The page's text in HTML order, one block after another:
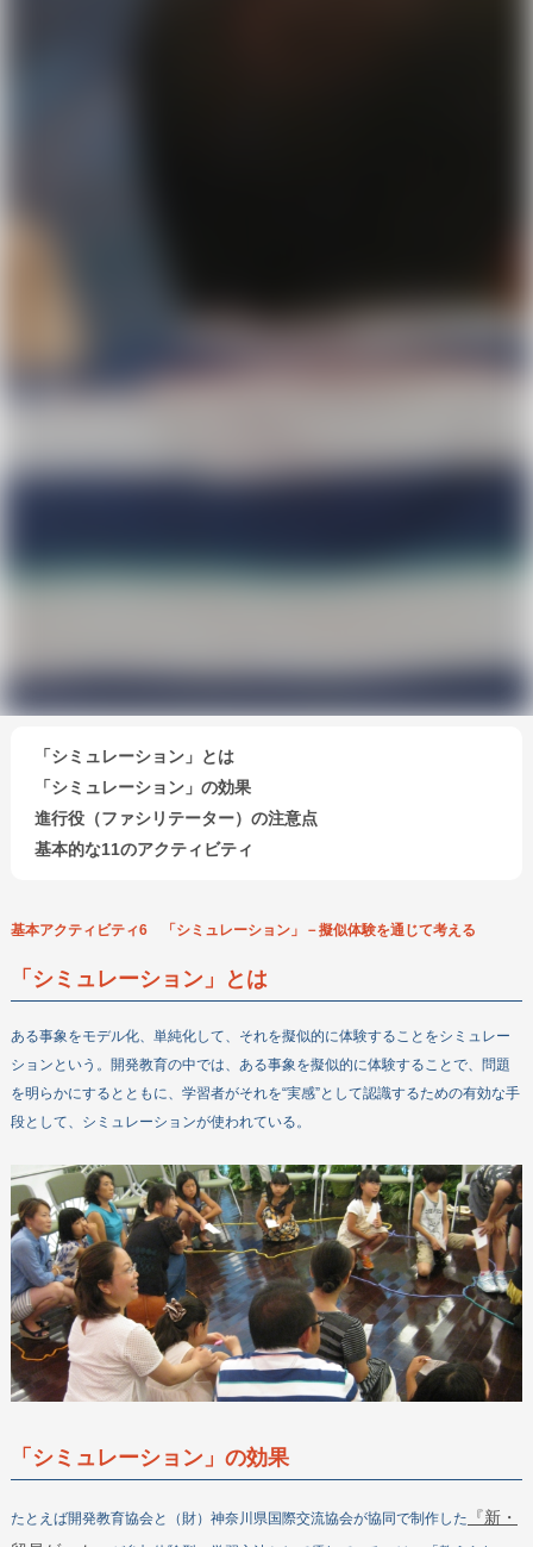
ボランティアをする
DEARについて
教材・出版物
機関誌
お問い合わせ
「シミュレーション」とは
「シミュレーション」の効果
進行役（ファシリテーター）の注意点
基本的な11のアクティビティ
基本アクティビティ6 「シミュレーション」－擬似体験を通じて考える
「シミュレーション」とは
ある事象をモデル化、単純化して、それを擬似的に体験することをシミュレー
ションという。開発教育の中では、ある事象を擬似的に体験することで、問題
を明らかにするとともに、学習者がそれを“実感”として認識するための有効な手
段として、シミュレーションが使われている。
「シミュレーション」の効果
たとえば開発教育協会と（財）神奈川県国際交流協会が協同で制作した
『新・